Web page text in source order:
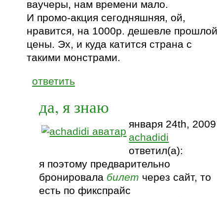
ваучеры, нам времени мало.
И промо-акция сегодняшняя, ой,
нравится, на 1000р. дешевле прошлой
цены. Эх, и куда катится страна с
такими монстрами.
ответить
да, я знаю
января 24th, 2009
achadidi
ответил(а):
я поэтому предварительно
бронировала билет через сайт, то
есть по фикспрайс